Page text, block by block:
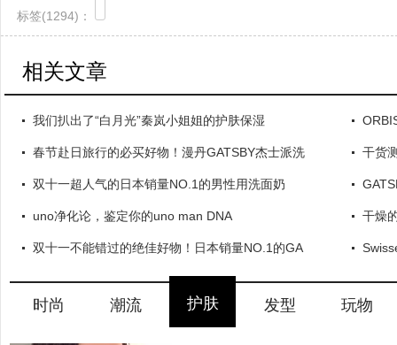
标签(1294)：
相关文章
我们扒出了“白月光”秦岚小姐姐的护肤保湿
春节赴日旅行的必买好物！漫丹GATSBY杰士派洗 干货
双十一超人气的日本销量NO.1的男性用洗面奶
uno净化论，鉴定你的uno man DNA 干燥
双十一不能错过的绝佳好物！日本销量NO.1的GA
时尚 潮流 护肤 发型 玩物